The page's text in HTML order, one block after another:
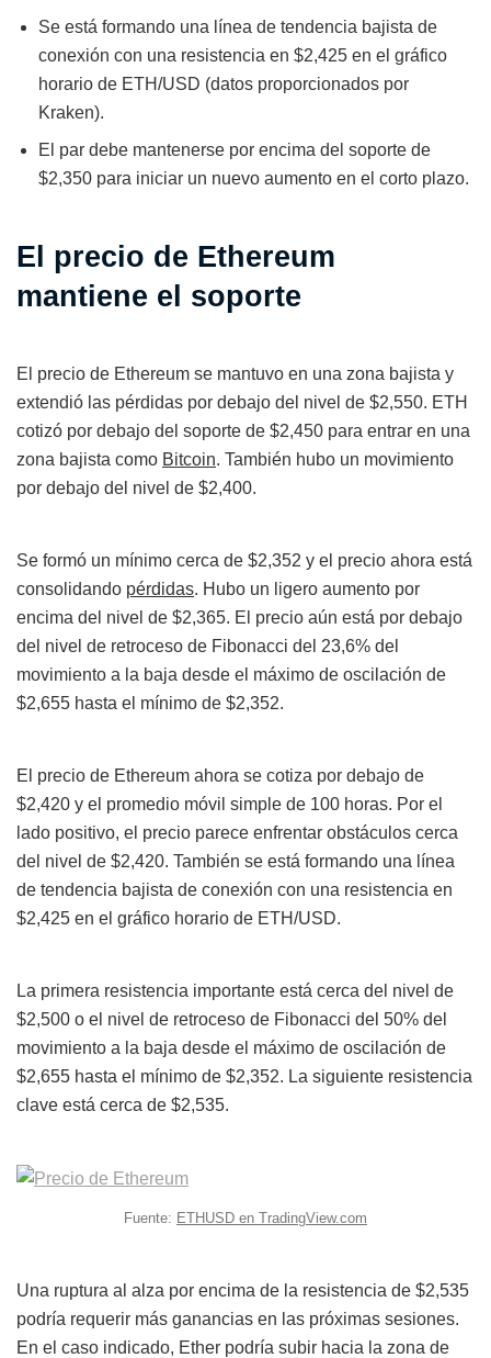
Se está formando una línea de tendencia bajista de
conexión con una resistencia en $2,425 en el gráfico
horario de ETH/USD (datos proporcionados por
Kraken).
El par debe mantenerse por encima del soporte de
$2,350 para iniciar un nuevo aumento en el corto plazo.
El precio de Ethereum
mantiene el soporte
El precio de Ethereum se mantuvo en una zona bajista y
extendió las pérdidas por debajo del nivel de $2,550. ETH
cotizó por debajo del soporte de $2,450 para entrar en una
zona bajista como Bitcoin. También hubo un movimiento
por debajo del nivel de $2,400.
Se formó un mínimo cerca de $2,352 y el precio ahora está
consolidando pérdidas. Hubo un ligero aumento por
encima del nivel de $2,365. El precio aún está por debajo
del nivel de retroceso de Fibonacci del 23,6% del
movimiento a la baja desde el máximo de oscilación de
$2,655 hasta el mínimo de $2,352.
El precio de Ethereum ahora se cotiza por debajo de
$2,420 y el promedio móvil simple de 100 horas. Por el
lado positivo, el precio parece enfrentar obstáculos cerca
del nivel de $2,420. También se está formando una línea
de tendencia bajista de conexión con una resistencia en
$2,425 en el gráfico horario de ETH/USD.
La primera resistencia importante está cerca del nivel de
$2,500 o el nivel de retroceso de Fibonacci del 50% del
movimiento a la baja desde el máximo de oscilación de
$2,655 hasta el mínimo de $2,352. La siguiente resistencia
clave está cerca de $2,535.
Fuente: ETHUSD en TradingView.com
Una ruptura al alza por encima de la resistencia de $2,535
podría requerir más ganancias en las próximas sesiones.
En el caso indicado, Ether podría subir hacia la zona de